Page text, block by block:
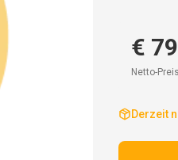
€
Netto-
Derzeit